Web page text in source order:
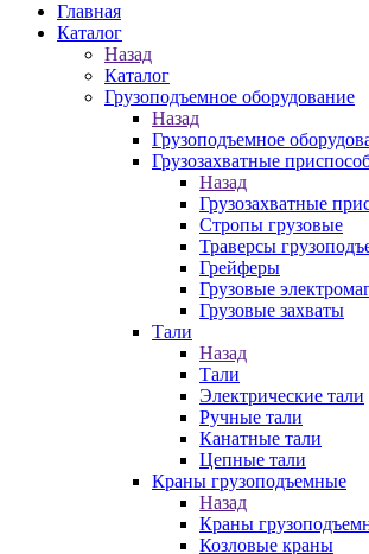
Главная
Каталог
Назад
Каталог
Грузоподъемное оборудование
Назад
Грузоподъемное
Грузозахватные
Назад
Грузозахватные
Стропы грузовые
Траверсы
Грейферы
Грузовые
Грузовые захваты
Тали
Назад
Тали
Электрические тали
Ручные тали
Канатные тали
Цепные тали
Краны грузоподъемные
Назад
Краны
Козловые краны